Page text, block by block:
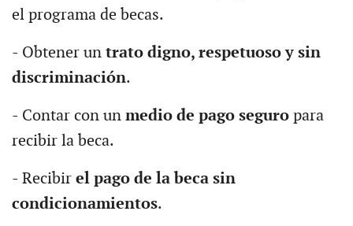
el programa de becas.
- Obtener untrato digno, respetuoso y sin
discriminación.
- Contar con un medio de pago seguropara
recibir la beca.
- Recibir el pago de la beca sin
condicionamientos.